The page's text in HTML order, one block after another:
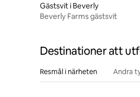
Gästsvit i Beverly
Beverly Farms gästsvit
Destinationer att
Resmål i närheten Andra